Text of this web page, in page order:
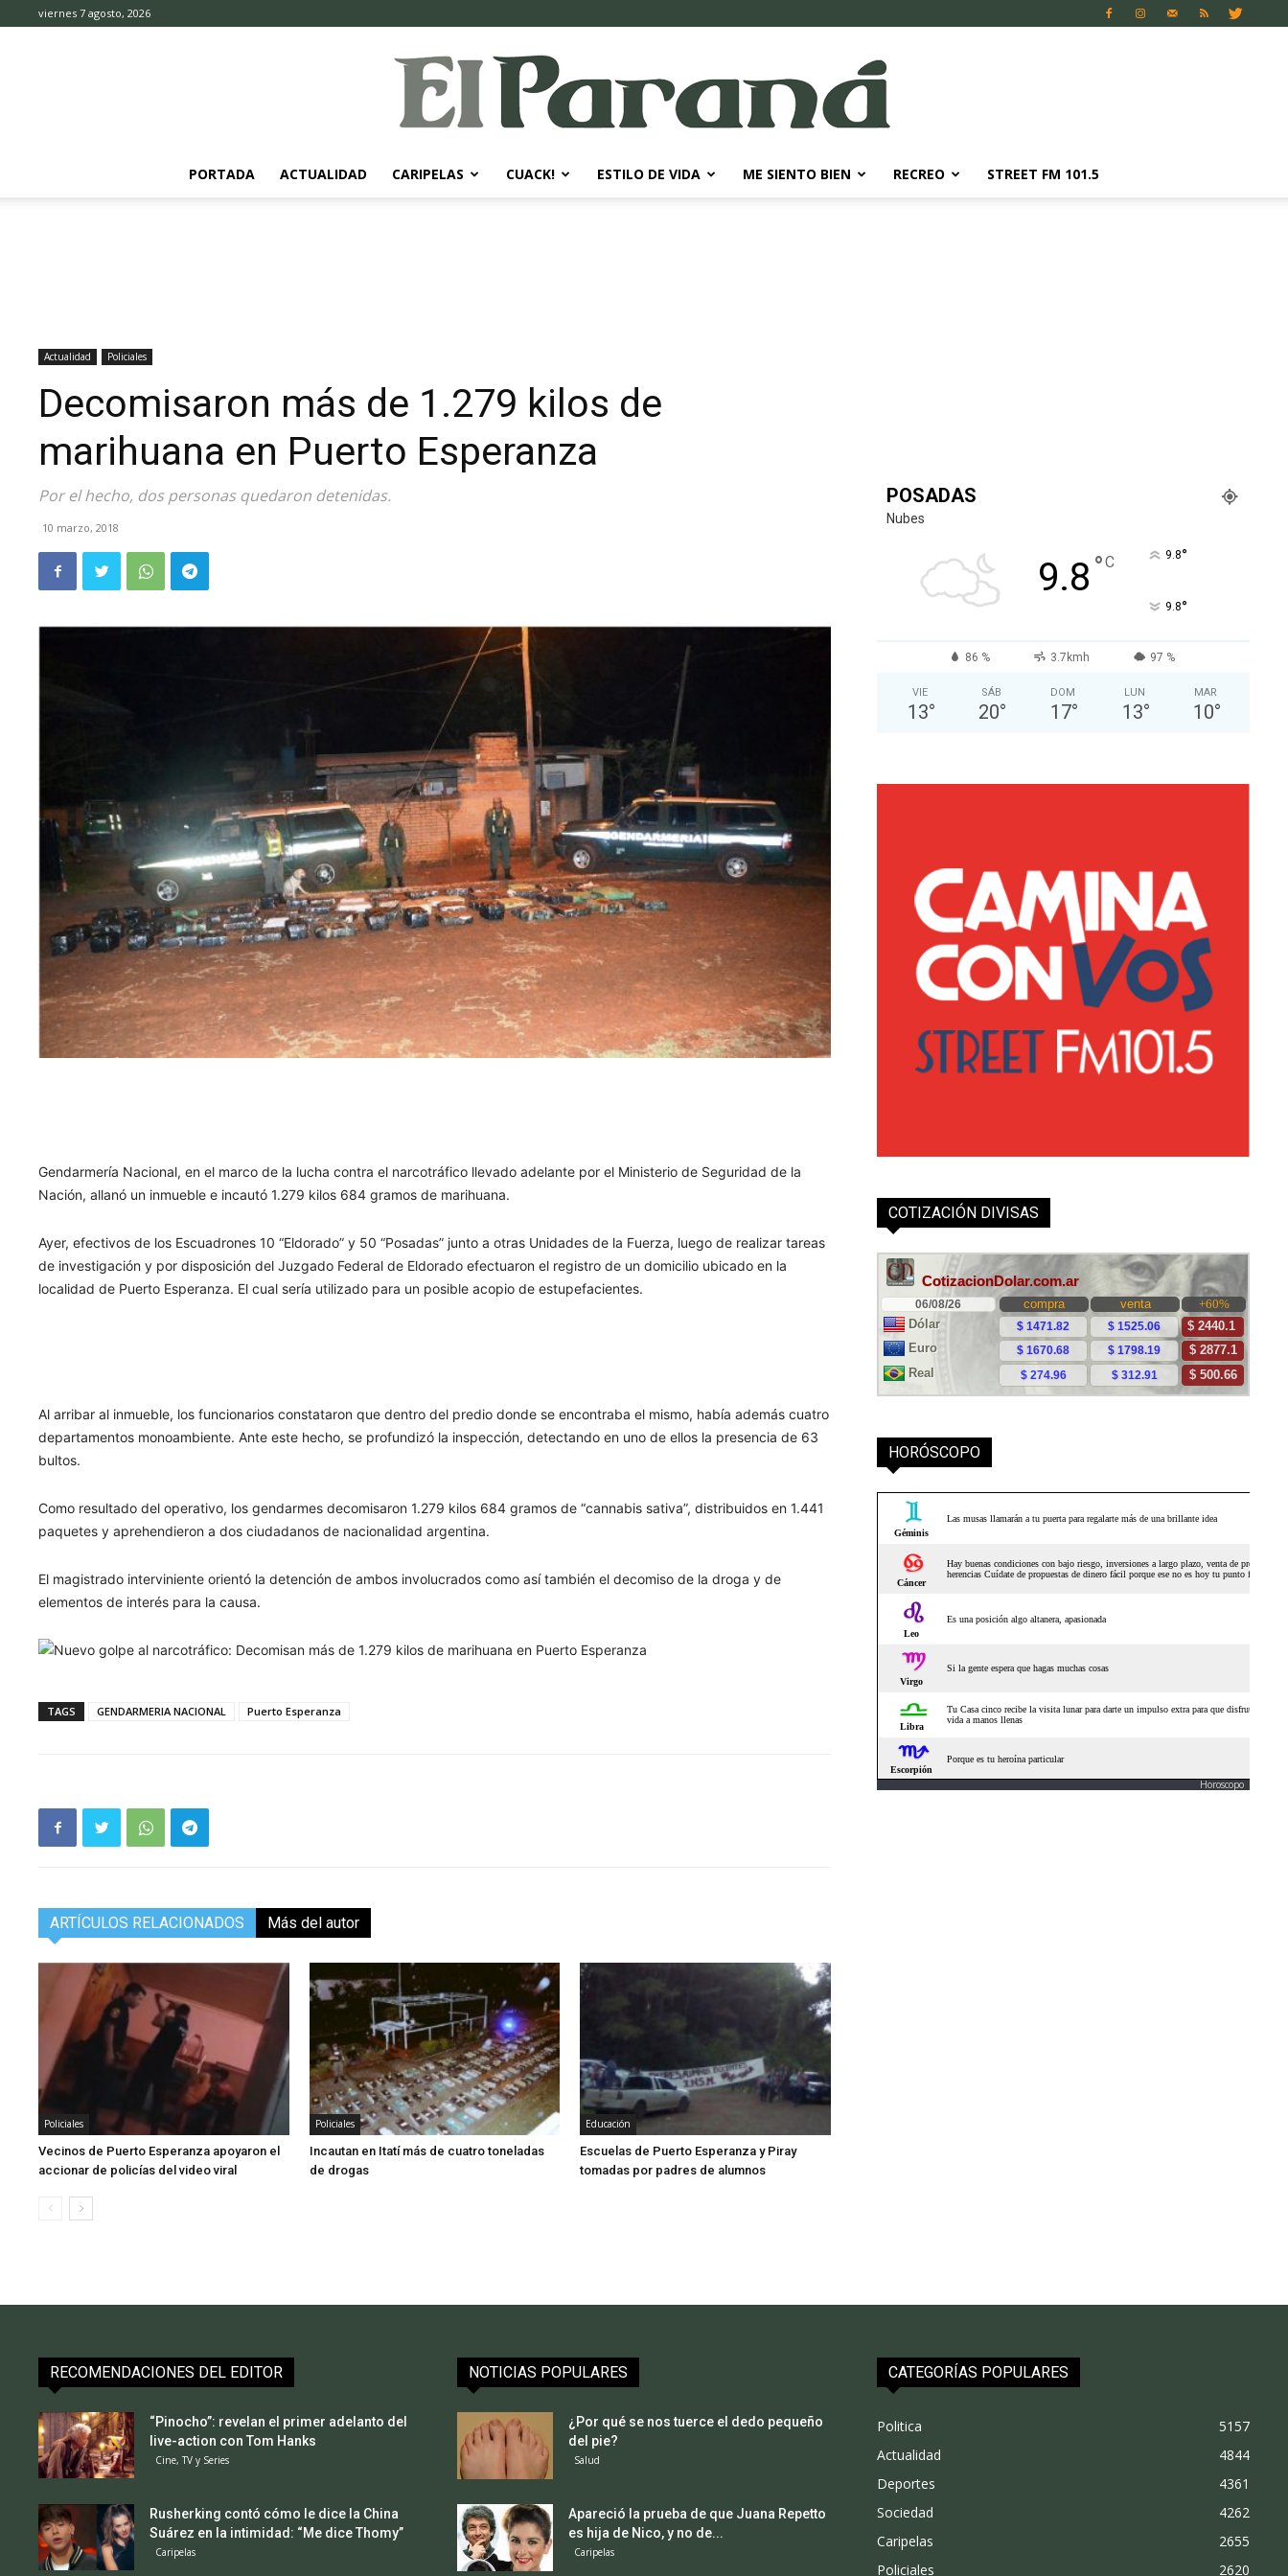
viernes 7 agosto, 2026
PORTADA ACTUALIDAD CARIPELAS CUACK! ESTILO DE VIDA ME SIENTO BIEN RECREO STREET FM 101.5
Actualidad Policiales
Decomisaron más de 1.279 kilos de
marihuana en Puerto Esperanza
Por el hecho, dos personas quedaron detenidas.
10 marzo, 2018
Gendarmería Nacional, en el marco de la lucha contra el narcotráfico llevado adelante por el Ministerio de Seguridad de la
Nación, allanó un inmueble e incautó 1.279 kilos 684 gramos de marihuana.
Ayer, efectivos de los Escuadrones 10 “Eldorado” y 50 “Posadas” junto a otras Unidades de la Fuerza, luego de realizar tareas
de investigación y por disposición del Juzgado Federal de Eldorado efectuaron el registro de un domicilio ubicado en la
localidad de Puerto Esperanza. El cual sería utilizado para un posible acopio de estupefacientes.
Al arribar al inmueble, los funcionarios constataron que dentro del predio donde se encontraba el mismo, había además cuatro
departamentos monoambiente. Ante este hecho, se profundizó la inspección, detectando en uno de ellos la presencia de 63
bultos.
Como resultado del operativo, los gendarmes decomisaron 1.279 kilos 684 gramos de “cannabis sativa”, distribuidos en 1.441
paquetes y aprehendieron a dos ciudadanos de nacionalidad argentina.
El magistrado interviniente orientó la detención de ambos involucrados como así también el decomiso de la droga y de
elementos de interés para la causa.
TAGS GENDARMERIA NACIONAL Puerto Esperanza
ARTÍCULOS RELACIONADOS Más del autor
Policiales
Vecinos de Puerto Esperanza apoyaron el
accionar de policías del video viral
Policiales
Incautan en Itatí más de cuatro toneladas
de drogas
Educación
Escuelas de Puerto Esperanza y Piray
tomadas por padres de alumnos
POSADAS
Nubes
9.8 °C 9.8°
9.8°
86 % 3.7kmh 97 %
VIE
13°
SÁB
20°
DOM
17°
LUN
13°
MAR
10°
COTIZACIÓN DIVISAS
HORÓSCOPO
Horoscopo
RECOMENDACIONES DEL EDITOR
“Pinocho”: revelan el primer adelanto del
live-action con Tom Hanks
Cine, TV y Series
Rusherking contó cómo le dice la China
Suárez en la intimidad: “Me dice Thomy”
Caripelas
NOTICIAS POPULARES
¿Por qué se nos tuerce el dedo pequeño
del pie?
Salud
Apareció la prueba de que Juana Repetto
es hija de Nico, y no de...
Caripelas
CATEGORÍAS POPULARES
Politica
5157
Actualidad
4844
Deportes
4361
Sociedad
4262
Caripelas
2655
Policiales
2620